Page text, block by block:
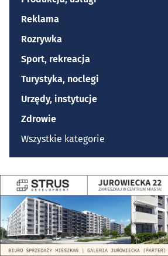
Reklama
Rozrywka
Sport, rekreacja
Turystyka, noclegi
Urzędy, instytucje
Zdrowie
Wszystkie kategorie